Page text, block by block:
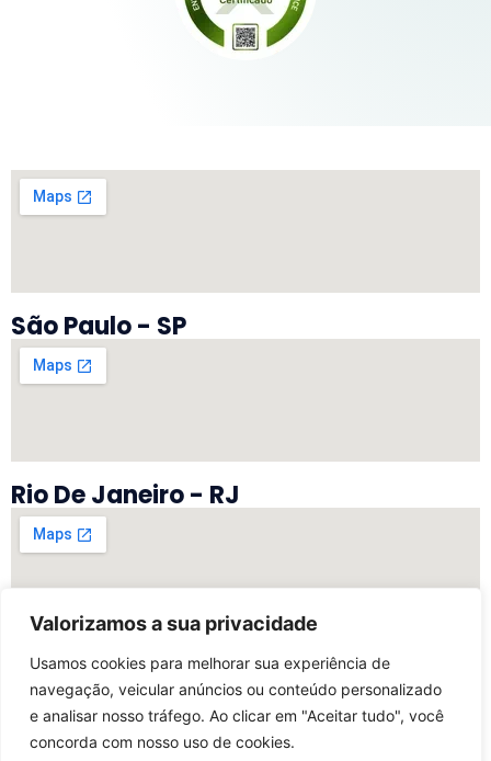
Valorizamos a sua privacidade
Usamos cookies para melhorar sua experiência de
navegação, veicular anúncios ou conteúdo personalizado
e analisar nosso tráfego. Ao clicar em "Aceitar tudo", você
concorda com nosso uso de cookies.
São Paulo - SP
Rio De Janeiro - RJ
Vitória - ES